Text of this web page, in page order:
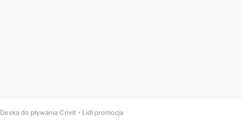
Deska do pływania Crivit - Lidl promocja